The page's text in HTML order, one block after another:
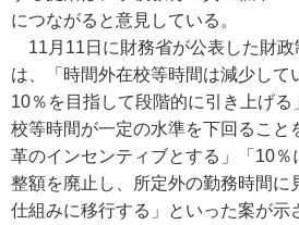
につながると意見している。
11月11日に財務省が公表した財政
は、「時間外在校等時間は減少して
10％を目指して段階的に引き上げ
校等時間が一定の水準を下回ること
革のインセンティブとする」「10％
整額を廃止し、所定外の勤務時間に
仕組みに移行する」といった案が示